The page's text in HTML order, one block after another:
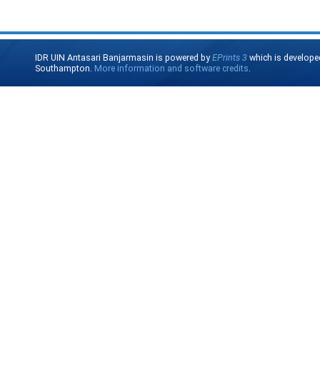
IDR UIN Antasari Banjarmasin is powered byEPrints 3 which is
Southampton. More information and software credits.